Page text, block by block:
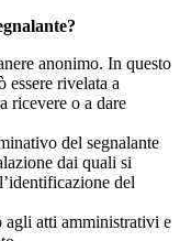
anonimo. In questo
essere rivelata a
ricevere o a dare
del segnalante
dai quali si
del
agli atti amministrativi e